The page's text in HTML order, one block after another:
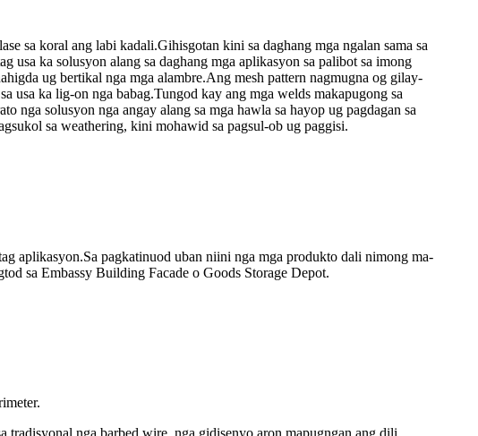
sa koral ang labi kadali.Gihisgotan kini sa daghang mga ngalan sama sa
ka solusyon alang sa daghang mga aplikasyon sa palibot sa imong
ug bertikal nga mga alambre.Ang mesh pattern nagmugna og gilay-
usa ka lig-on nga babag.Tungod kay ang mga welds makapugong sa
nga solusyon nga angay alang sa mga hawla sa hayop ug pagdagan sa
sa weathering, kini mohawid sa pagsul-ob ug paggisi.
aplikasyon.Sa pagkatinuod uban niini nga mga produkto dali nimong ma-
sa Embassy Building Facade o Goods Storage Depot.